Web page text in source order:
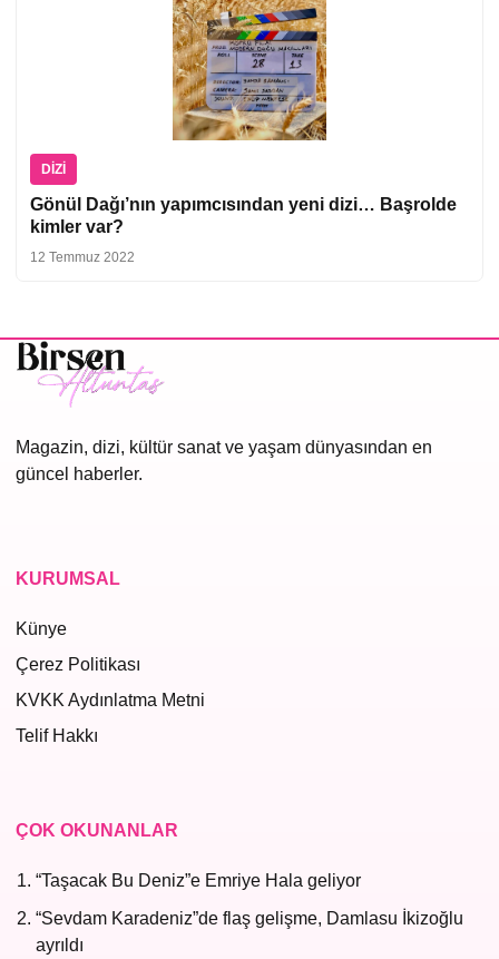
DIZI
Gönül Dağı’nın yapımcısından yeni dizi… Başrolde
kimler var?
12 Temmuz 2022
Magazin, dizi, kültür sanat ve yaşam dünyasından en
güncel haberler.
KURUMSAL
Künye
Çerez Politikası
KVKK Aydınlatma Metni
Telif Hakkı
ÇOK OKUNANLAR
“Taşacak Bu Deniz”e Emriye Hala geliyor
“Sevdam Karadeniz”de flaş gelişme, Damlasu İkizoğlu
ayrıldı